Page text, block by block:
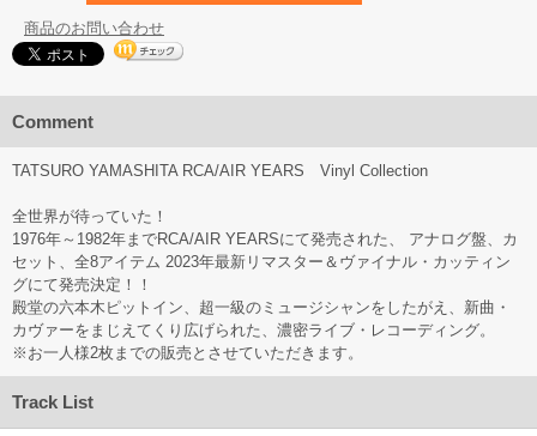
商品のお問い合わせ
Comment
TATSURO YAMASHITA RCA/AIR YEARS Vinyl Collection
全世界が待っていた！
1976年～1982年までRCA/AIR YEARSにて発売された、 アナログ盤、カ
セット、全8アイテム 2023年最新リマスター＆ヴァイナル・カッティン
グにて発売決定！！
殿堂の六本木ピットイン、超一級のミュージシャンをしたがえ、新曲・
カヴァーをまじえてくり広げられた、濃密ライブ・レコーディング。
※お一人様2枚までの販売とさせていただきます。
Track List